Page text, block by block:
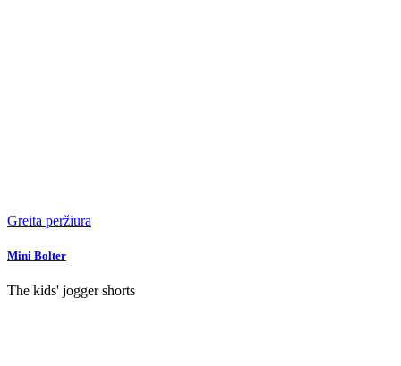
Greita peržiūra
Mini Bolter
The kids' jogger shorts